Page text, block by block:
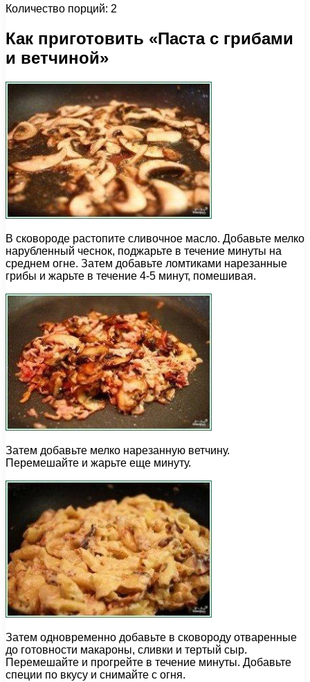
Количество порций: 2
Как приготовить «Паста с грибами
и ветчиной»
В сковороде растопите сливочное масло. Добавьте мелко
нарубленный чеснок, поджарьте в течение минуты на
среднем огне. Затем добавьте ломтиками нарезанные
грибы и жарьте в течение 4-5 минут, помешивая.
Затем добавьте мелко нарезанную ветчину.
Перемешайте и жарьте еще минуту.
Затем одновременно добавьте в сковороду отваренные
до готовности макароны, сливки и тертый сыр.
Перемешайте и прогрейте в течение минуты. Добавьте
специи по вкусу и снимайте с огня.